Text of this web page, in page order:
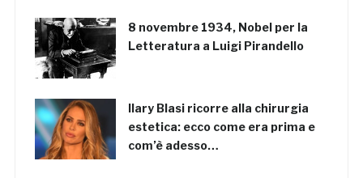
8 novembre 1934, Nobel per la
Letteratura a Luigi Pirandello
Ilary Blasi ricorre alla chirurgia
estetica: ecco come era prima e
com’è adesso…